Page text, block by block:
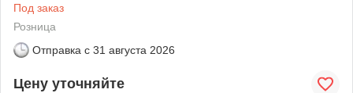
Под заказ
Розница
Отправка с 31 августа 2026
Цену уточняйте